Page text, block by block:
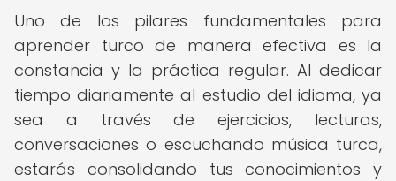
Uno de los pilares fundamentales para
aprender turco de manera efectiva es la
constancia y la práctica regular. Al dedicar
tiempo diariamente al estudio del idioma, ya
sea a través de ejercicios, lecturas,
conversaciones o escuchando música turca,
estarás consolidando tus conocimientos y